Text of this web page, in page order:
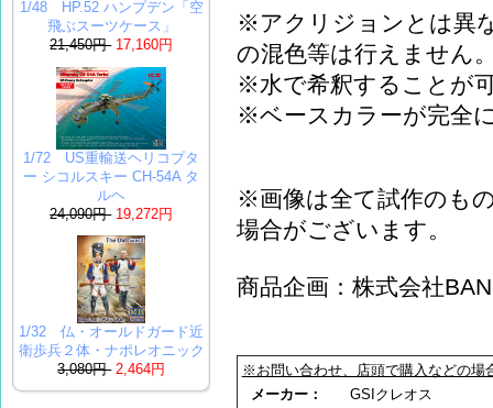
1/48 HP.52 ハンプデン「空
飛ぶスーツケース」
21,450円 17,160円
1/72 US重輸送ヘリコプタ
ー シコルスキー CH-54A タ
ルヘ
24,090円 19,272円
1/32 仏・オールドガード近
衛歩兵２体・ナポレオニック
3,080円 2,464円
※アクリジョンとは異
の混色等は行えません
※水で希釈することが
※ベースカラーが完全
※画像は全て試作のも
場合がございます。
商品企画：株式会社
※お問い合わせ、店頭で購入などの場
メーカー：
GSIクレオス